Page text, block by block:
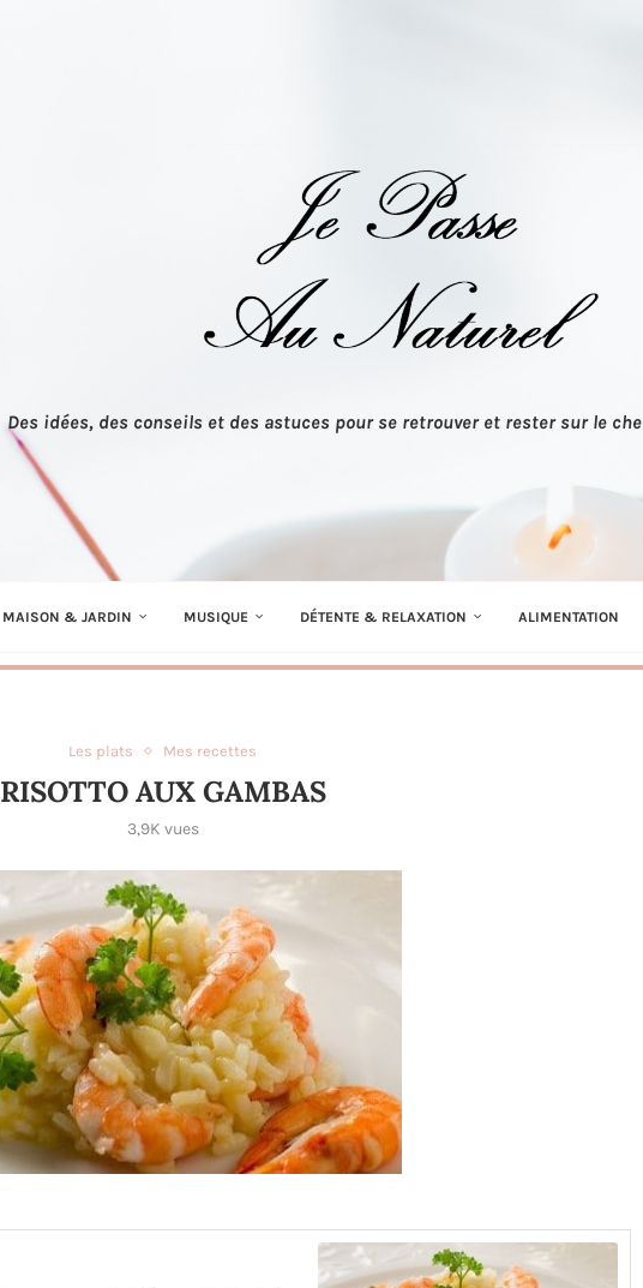
Des idées, des conseils et des astuces pour se retrouver et rester sur le
MAISON & JARDIN MUSIQUE DÉTENTE & RELAXATION ALIMENTATION
Les plats Mes recettes
RISOTTO AUX GAMBAS
3,9K vues